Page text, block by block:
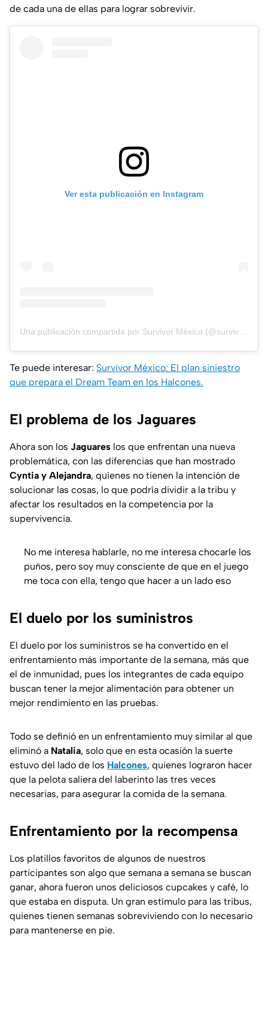
de cada una de ellas para lograr sobrevivir.
Ver esta publicación en Instagram
Una publicación compartida por Survivor México (@survivormexico)
Te puede interesar: Survivor México: El plan siniestro
que prepara el Dream Team en los Halcones.
El problema de los Jaguares
Ahora son los Jaguares los que enfrentan una nueva
problemática, con las diferencias que han mostrado
Cyntia y Alejandra, quienes no tienen la intención de
solucionar las cosas, lo que podría dividir a la tribu y
afectar los resultados en la competencia por la
supervivencia.
No me interesa hablarle, no me interesa chocarle los
puños, pero soy muy consciente de que en el juego
me toca con ella, tengo que hacer a un lado eso
El duelo por los suministros
El duelo por los suministros se ha convertido en el
enfrentamiento más importante de la semana, más que
el de inmunidad, pues los integrantes de cada equipo
buscan tener la mejor alimentación para obtener un
mejor rendimiento en las pruebas.
Todo se definió en un enfrentamiento muy similar al que
eliminó a Natalia, solo que en esta ocasión la suerte
estuvo del lado de los Halcones, quienes lograron hacer
que la pelota saliera del laberinto las tres veces
necesarias, para asegurar la comida de la semana.
Enfrentamiento por la recompensa
Los platillos favoritos de algunos de nuestros
participantes son algo que semana a semana se buscan
ganar, ahora fueron unos deliciosos cupcakes y café, lo
que estaba en disputa. Un gran estímulo para las tribus,
quienes tienen semanas sobreviviendo con lo necesario
para mantenerse en pie.